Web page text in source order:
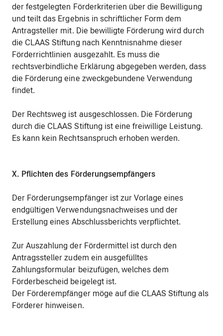
der festgelegten Förderkriterien über die Bewilligung
und teilt das Ergebnis in schriftlicher Form dem
Antragsteller mit. Die bewilligte Förderung wird durch
die CLAAS Stiftung nach Kenntnisnahme dieser
Förderrichtlinien ausgezahlt. Es muss die
rechtsverbindliche Erklärung abgegeben werden, dass
die Förderung eine zweckgebundene Verwendung
findet.
Der Rechtsweg ist ausgeschlossen. Die Förderung
durch die CLAAS Stiftung ist eine freiwillige Leistung.
Es kann kein Rechtsanspruch erhoben werden.
X. Pflichten des Förderungsempfängers
Der Förderungsempfänger ist zur Vorlage eines
endgültigen Verwendungsnachweises und der
Erstellung eines Abschlussberichts verpflichtet.
Zur Auszahlung der Fördermittel ist durch den
Antragssteller zudem ein ausgefülltes
Zahlungsformular beizufügen, welches dem
Förderbescheid beigelegt ist.
Der Förderempfänger möge auf die CLAAS Stiftung als
Förderer hinweisen.